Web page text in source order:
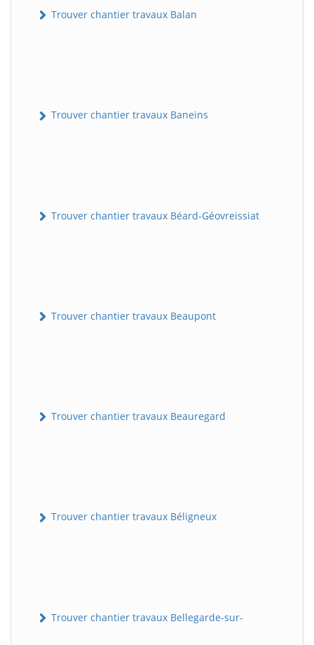
Trouver chantier travaux Balan
Trouver chantier travaux Baneins
Trouver chantier travaux Béard-Géovreissiat
Trouver chantier travaux Beaupont
Trouver chantier travaux Beauregard
Trouver chantier travaux Béligneux
Trouver chantier travaux Bellegarde-sur-